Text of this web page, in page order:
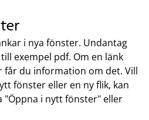
i nya fönster. Undantag
exempel pdf. Om en länk
du information om det. Vill
fönster eller en ny flik, kan
"Öppna i nytt fönster" eller